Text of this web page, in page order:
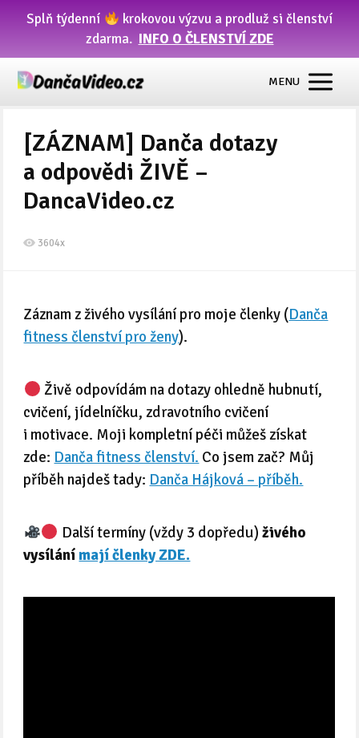
Splň týdenní
krokovou výzvu a prodluž si členství
zdarma. INFO O ČLENSTVÍ ZDE
MENU
[ZÁZNAM] Danča dotazy
a odpovědi ŽIVĚ –
DancaVideo.cz
3604x
Záznam z živého vysílání pro moje členky (Danča
fitness členství pro ženy).
Živě odpovídám na dotazy ohledně hubnutí,
cvičení, jídelníčku, zdravotního cvičení
i motivace. Moji kompletní péči můžeš získat
zde: Danča fitness členství. Co jsem zač? Můj
příběh najdeš tady: Danča Hájková – příběh.
Další termíny (vždy 3 dopředu) živého
vysílání mají členky ZDE.